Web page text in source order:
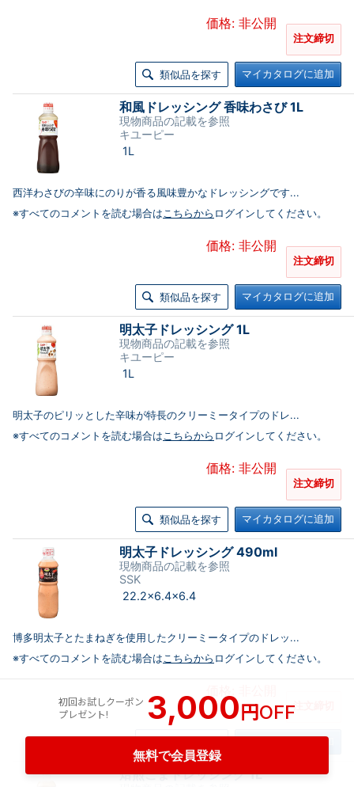
価格: 非公開
注文締切
類似品を探す マイカタログに追加
和風ドレッシング 香味わさび 1L
現物商品の記載を参照
キユーピー
1L
西洋わさびの辛味にのりが香る風味豊かなドレッシングです...
※すべてのコメントを読む場合はこちらから ログインしてください。
価格: 非公開
注文締切
類似品を探す マイカタログに追加
明太子ドレッシング 1L
現物商品の記載を参照
キユーピー
1L
明太子のピリッとした辛味が特長のクリーミータイプのドレ...
※すべてのコメントを読む場合はこちらから ログインしてください。
価格: 非公開
注文締切
類似品を探す マイカタログに追加
明太子ドレッシング 490ml
現物商品の記載を参照
SSK
22.2×6.4×6.4
博多明太子とたまねぎを使用したクリーミータイプのドレッ...
※すべてのコメントを読む場合はこちらから ログインしてください。
注文締切
マイカタログに追加
焙煎ごまドレッシング 1L
初回お試しクーポン
プレゼント!
3,000円OFF
無料で会員登録